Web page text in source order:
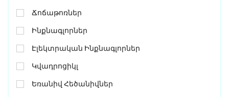
Ճոճաթոռներ
Ինքնագլորներ
Էլեկտրական Ինքնագլորներ
Կվադրոցիկլ
Եռանիվ Հեծանիվներ